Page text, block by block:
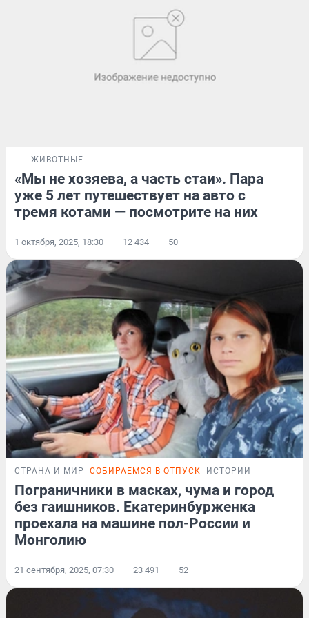
ЖИВОТНЫЕ
«Мы не хозяева, а часть стаи». Пара
уже 5 лет путешествует на авто с
тремя котами — посмотрите на них
1 октября, 2025, 18:30 12 434 50
СТРАНА И МИР СОБИРАЕМСЯ В ОТПУСК ИСТОРИИ
Пограничники в масках, чума и город
без гаишников. Екатеринбурженка
проехала на машине пол-России и
Монголию
21 сентября, 2025, 07:30 23 491 52